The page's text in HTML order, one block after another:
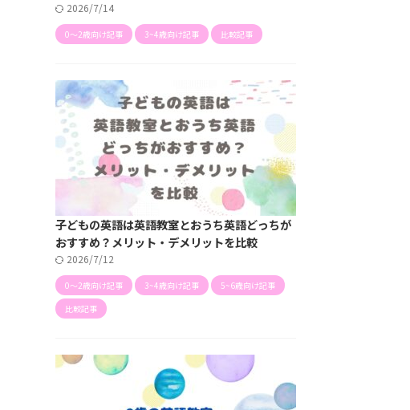
2026/7/14
0〜2歳向け記事 3~4歳向け記事 比較記事
子どもの英語は英語教室とおうち英語どっちが
おすすめ？メリット・デメリットを比較
2026/7/12
0〜2歳向け記事 3~4歳向け記事
5~6歳向け記事
比較記事